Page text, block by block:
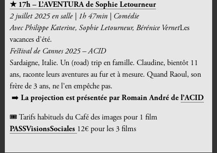
★ 17h – L’AVENTURA de Sophie Letourneur
2 juillet 2025en salle 1h 47min
Comédie
AvecPhilippe Katerine, Sophie Letourneur, Bérénice VernetLes
vacances d’été.
Festival de Cannes 2025 – ACID
Sardaigne, Italie. Un (road) trip en famille. Claudine, bientôt 11
ans, raconte leurs aventures au fur et à mesure. Quand Raoul, son
frère de 3 ans, ne l’en empêche pas.
➡️ La projection est présentée par Romain André de l’ACID
🎟️ Tarifs habituels du Café des images pour 1 film
PASSVisionsSociales 12€ pour les 3 films